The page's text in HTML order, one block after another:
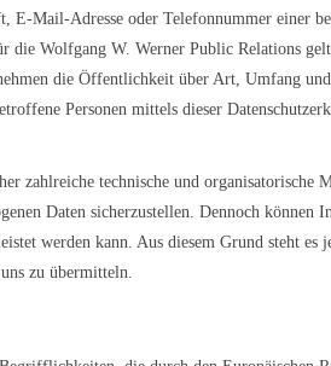
E-Mail-Adresse oder Telefonnummer einer
Wolfgang W. Werner Public Relations
die Öffentlichkeit über Art, Umfang
Personen mittels dieser
technische und organisatorische
Daten sicherzustellen. Dennoch können
werden kann. Aus diesem Grund steht es
zu übermitteln.